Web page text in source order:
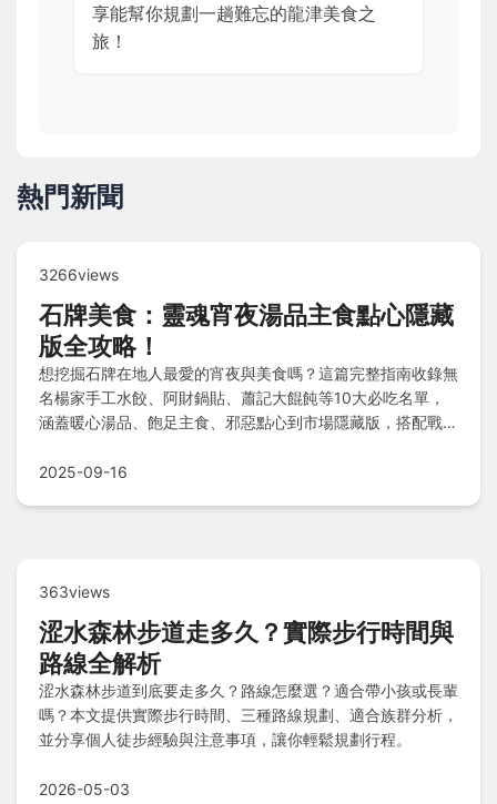
享能幫你規劃一趟難忘的龍津美食之
旅！
熱門新聞
3266views
石牌美食：靈魂宵夜湯品主食點心隱藏
版全攻略！
想挖掘石牌在地人最愛的宵夜與美食嗎？這篇完整指南收錄無
名楊家手工水餃、阿財鍋貼、蕭記大餛飩等10大必吃名單，
涵蓋暖心湯品、飽足主食、邪惡點心到市場隱藏版，搭配戰力
過！
2025-09-16
363views
涩水森林步道走多久？實際步行時間與
路線全解析
涩水森林步道到底要走多久？路線怎麼選？適合帶小孩或長輩
嗎？本文提供實際步行時間、三種路線規劃、適合族群分析，
並分享個人徒步經驗與注意事項，讓你輕鬆規劃行程。
2026-05-03